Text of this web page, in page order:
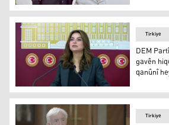
Pervin Buldan û Selahattin
DEM Partî: Ji bo aştiyê pêdivî bi
Tirkiye
DEM
gavên
qanûnî
Tirkiye